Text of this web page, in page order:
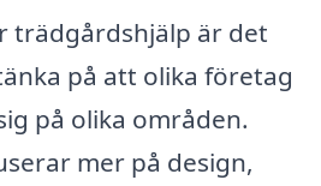
trädgårdshjälp är det
på att olika företag
på olika områden.
mer på design,